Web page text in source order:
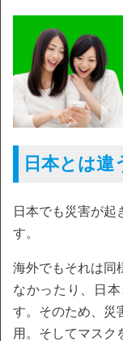
日本とは違
日本でも災害が起
す。
海外でもそれは同
なかったり、日
す。そのため、災
用。そしてマスク